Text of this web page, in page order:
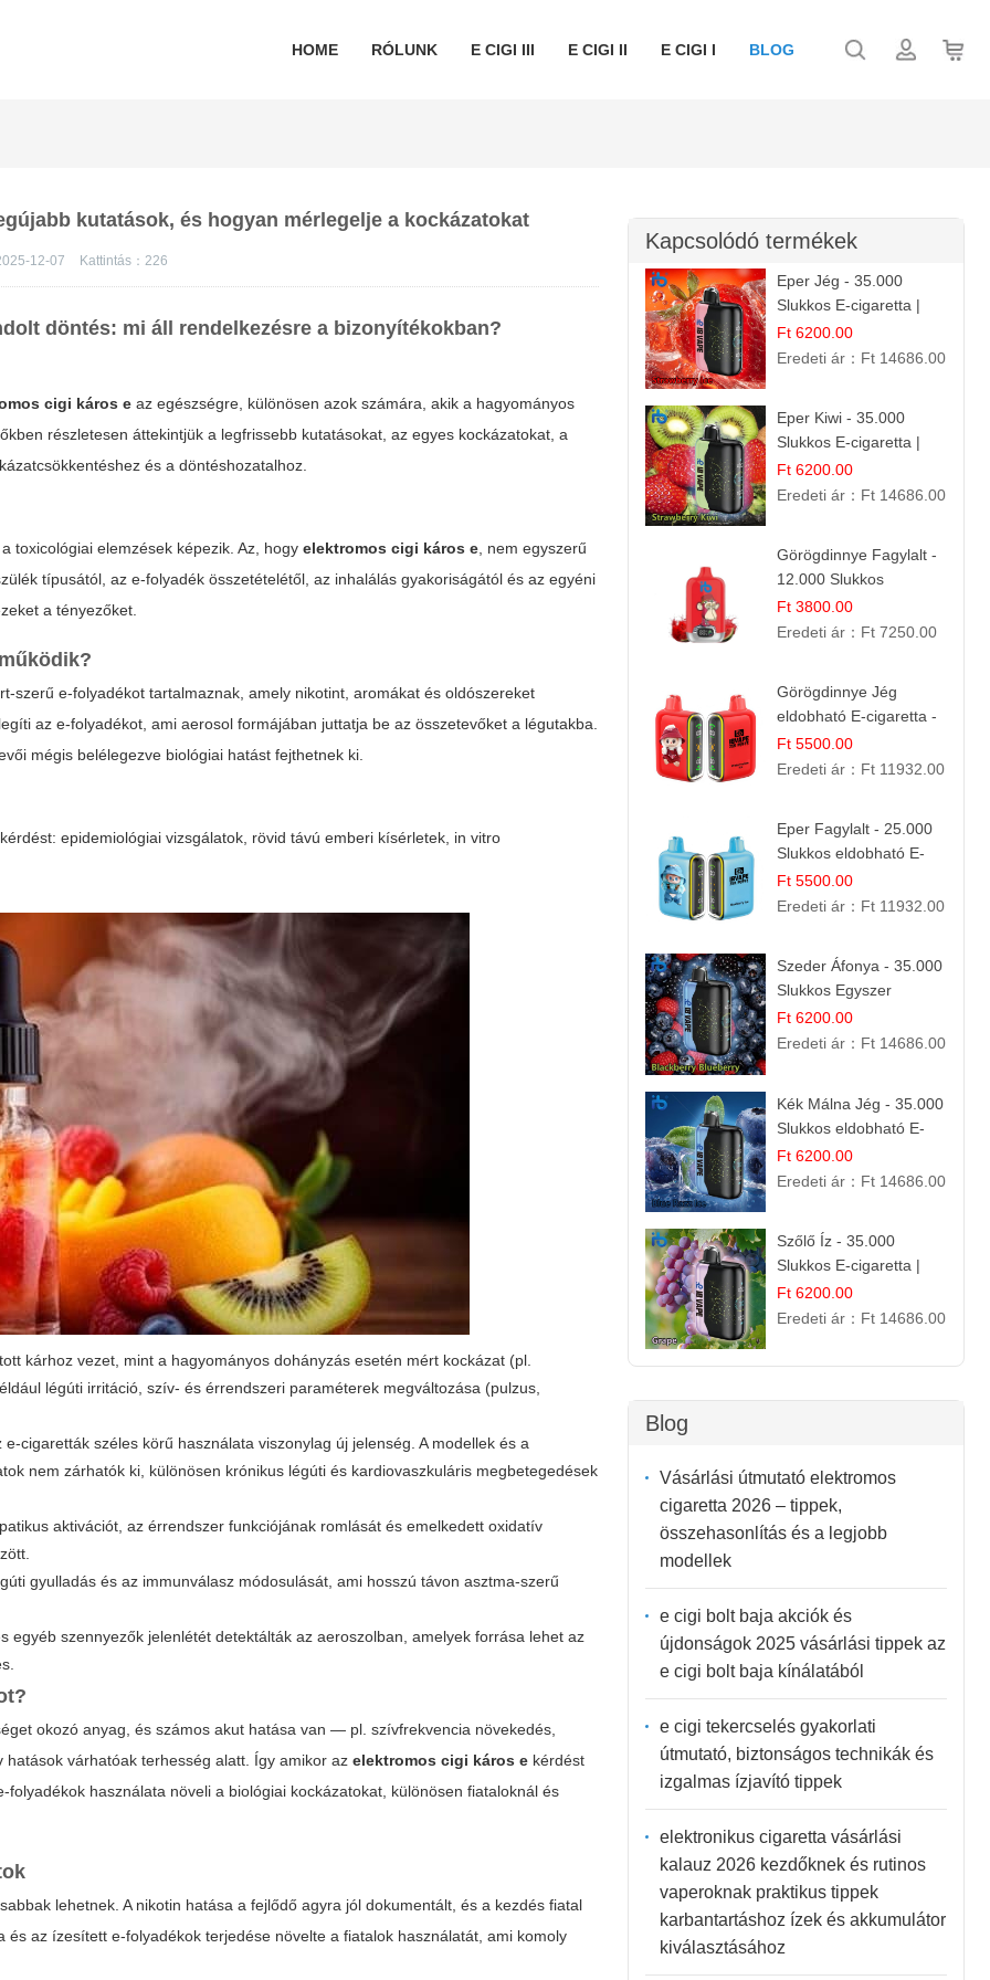
HOME RÓLUNK E CIGI III E CIGI II E CIGI I BLOG
kutatások, és hogyan mérlegelje a kockázatokat
12-07 Kattintás： 226
döntés: mi áll rendelkezésre a bizonyítékokban?
cigi káros e az egészségre, különösen azok számára, akik a hagyományos
részletesen áttekintjük a legfrissebb kutatásokat, az egyes kockázatokat, a
és a döntéshozatalhoz.
toxicológiai elemzések képezik. Az, hogyelektromos cigi káros e , nem egyszerű
típusától, az e-folyadék összetételétől, az inhalálás gyakoriságától és az egyéni
a tényezőket.
szerű e-folyadékot tartalmaznak, amely nikotint, aromákat és oldószereket
az e-folyadékot, ami aerosol formájában juttatja be az összetevőket a légutakba.
mégis belélegezve biológiai hatást fejthetnek ki.
epidemiológiai vizsgálatok, rövid távú emberi kísérletek, in vitro
kárhoz vezet, mint a hagyományos dohányzás esetén mért kockázat (pl.
légúti irritáció, szív- és érrendszeri paraméterek megváltozása (pulzus,
cigaretták széles körű használata viszonylag új jelenség. A modellek és a
nem zárhatók ki, különösen krónikus légúti és kardiovaszkuláris megbetegedések
aktivációt, az érrendszer funkciójának romlását és emelkedett oxidatív
gyulladás és az immunválasz módosulását, ami hosszú távon asztma-szerű
szennyezők jelenlétét detektálták az aeroszolban, amelyek forrása lehet az
okozó anyag, és számos akut hatása van — pl. szívfrekvencia növekedés,
várhatóak terhesség alatt. Így amikor azelektromos cigi káros e kérdést
használata növeli a biológiai kockázatokat, különösen fiataloknál és
lehetnek. A nikotin hatása a fejlődő agyra jól dokumentált, és a kezdés fiatal
az ízesített e-folyadékok terjedése növelte a fiatalok használatát, ami komoly
Kapcsolódó termékek
Eper Jég - 35.000
Slukkos E-cigaretta |
IBVape Bar
Ft 6200.00
Eredeti ár： Ft 14686.00
Eper Kiwi - 35.000
Slukkos E-cigaretta |
IBVape Bar Friss
Gyümölcs Ízek
Ft 6200.00
Eredeti ár： Ft 14686.00
Görögdinnye Fagylalt -
12.000 Slukkos
eldobható e-Cigaretta
Ft 3800.00
Eredeti ár： Ft 7250.00
Görögdinnye Jég
eldobható E-cigaretta -
25.000 Slukk | Frissítő
Nyári Íz
Ft 5500.00
Eredeti ár： Ft 11932.00
Eper Fagylalt - 25.000
Slukkos eldobható E-
cigaretta | Édes
Desszert Íz
Ft 5500.00
Eredeti ár： Ft 11932.00
Szeder Áfonya - 35.000
Slukkos Egyszer
Használatos E-cigaretta
| Prémium Ízélmény
Ft 6200.00
Eredeti ár： Ft 14686.00
Kék Málna Jég - 35.000
Slukkos eldobható E-
cigaretta | Frissítő
Ízélmény
Ft 6200.00
Eredeti ár： Ft 14686.00
Szőlő Íz - 35.000
Slukkos E-cigaretta |
Friss Gyümölcs Aroma
Ft 6200.00
Eredeti ár： Ft 14686.00
Blog
Vásárlási útmutató elektromos
cigaretta 2026 – tippek,
összehasonlítás és a legjobb
modellek
e cigi bolt baja akciók és
újdonságok 2025 vásárlási tippek az
e cigi bolt baja kínálatából
e cigi tekercselés gyakorlati
útmutató, biztonságos technikák és
izgalmas ízjavító tippek
elektronikus cigaretta vásárlási
kalauz 2026 kezdőknek és rutinos
vaperoknak praktikus tippek
karbantartáshoz ízek és akkumulátor
kiválasztásához